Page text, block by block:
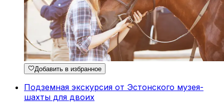
Добавить в избранное
Подземная экскурсия от Эстонского музея-
шахты для двоих